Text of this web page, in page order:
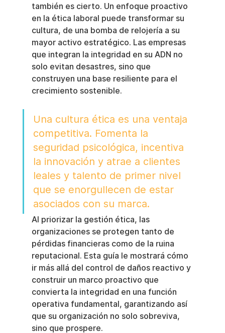
también es cierto. Un enfoque proactivo
en la ética laboral puede transformar su
cultura, de una bomba de relojería a su
mayor activo estratégico. Las empresas
que integran la integridad en su ADN no
solo evitan desastres, sino que
construyen una base resiliente para el
crecimiento sostenible.
Una cultura ética es una ventaja
competitiva. Fomenta la
seguridad psicológica, incentiva
la innovación y atrae a clientes
leales y talento de primer nivel
que se enorgullecen de estar
asociados con su marca.
Al priorizar la gestión ética, las
organizaciones se protegen tanto de
pérdidas financieras como de la ruina
reputacional. Esta guía le mostrará cómo
ir más allá del control de daños reactivo y
construir un marco proactivo que
convierta la integridad en una función
operativa fundamental, garantizando así
que su organización no solo sobreviva,
sino que prospere.